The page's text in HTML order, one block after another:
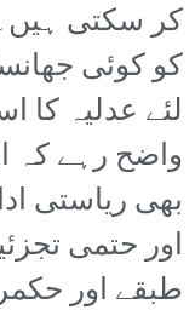
کر سکتی
کو کوئی
لئے عدلیہ
واضح رہے کہ
بھی ریاستی
اور حتمی
طبقے اور